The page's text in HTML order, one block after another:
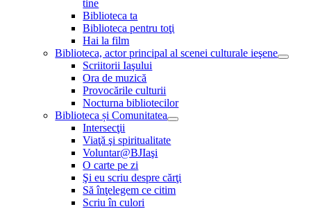
tine
Biblioteca ta
Biblioteca pentru toţi
Hai la film
Biblioteca, actor principal al scenei culturale ieşene
Scriitorii Iaşului
Ora de muzică
Provocările culturii
Nocturna bibliotecilor
Biblioteca și Comunitatea
Intersecţii
Viaţă şi spiritualitate
Voluntar@BJIaşi
O carte pe zi
Şi eu scriu despre cărţi
Să înţelegem ce citim
Scriu în culori